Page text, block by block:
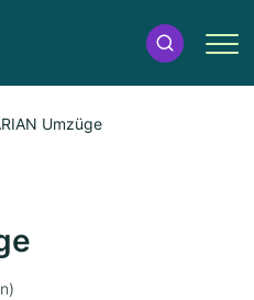
Umzüge